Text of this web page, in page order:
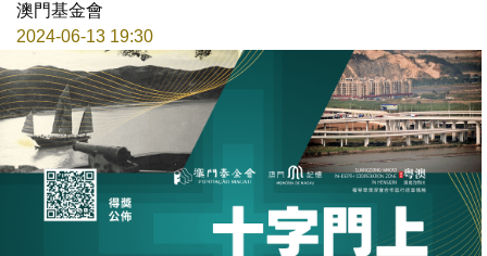
澳門基金會
2024-06-13 19:30